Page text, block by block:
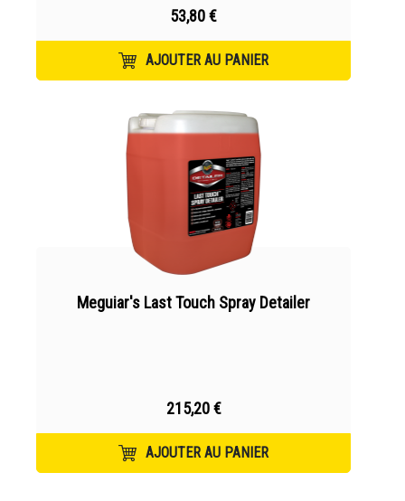
53,80 €
AJOUTER AU PANIER
Meguiar's Last Touch Spray Detailer
215,20 €
AJOUTER AU PANIER